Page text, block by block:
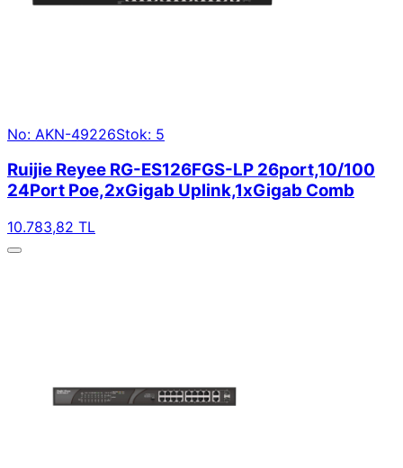
No: AKN-49226Stok: 5
Ruijie Reyee RG-ES126FGS-LP 26port,10/100
24Port Poe,2xGigab Uplink,1xGigab Comb
10.783,82 TL